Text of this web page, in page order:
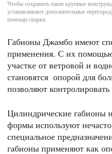
Чтобы сохранить такие крупные
устанавливают дополнительные
помощи сварки
Габионы Джамбо имеют
применения. С их
участке от ветровой и
становятся опорой для
позволяют контролировать
Цилиндрические габионы
формы используют
специальное
габионы применяют как